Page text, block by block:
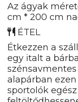
Az ágyak
cm * 200 cm
ÉTEL
Étkezzen a
egy italt a
alapárban
sportolók